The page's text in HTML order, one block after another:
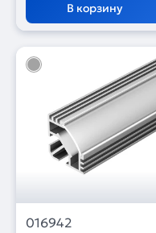
В корзину
016942